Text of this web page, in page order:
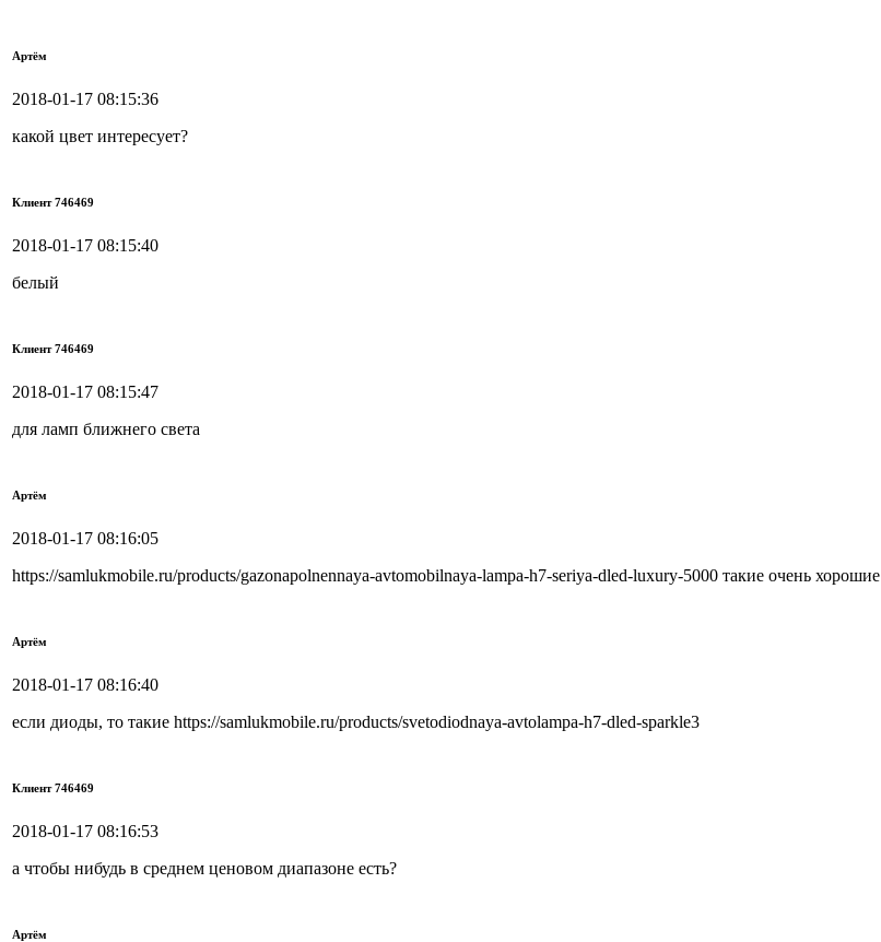
Артём
2018-01-17 08:15:36
какой цвет интересует?
Клиент 746469
2018-01-17 08:15:40
белый
Клиент 746469
2018-01-17 08:15:47
для ламп ближнего света
Артём
2018-01-17 08:16:05
https://samlukmobile.ru/products/gazonapolnennaya-avtomobilnaya-lampa-h7-seriya-dled-luxury-5000 такие очень хорошие
Артём
2018-01-17 08:16:40
если диоды, то такие https://samlukmobile.ru/products/svetodiodnaya-avtolampa-h7-dled-sparkle3
Клиент 746469
2018-01-17 08:16:53
а чтобы нибудь в среднем ценовом диапазоне есть?
Артём